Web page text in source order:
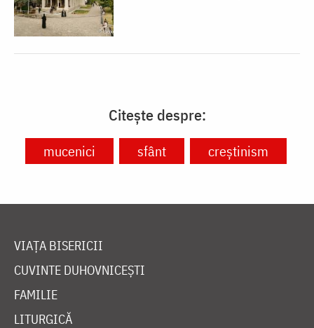
Citește despre:
mucenici sfânt creștinism
VIAȚA BISERICII
CUVINTE DUHOVNICEȘTI
FAMILIE
LITURGICĂ